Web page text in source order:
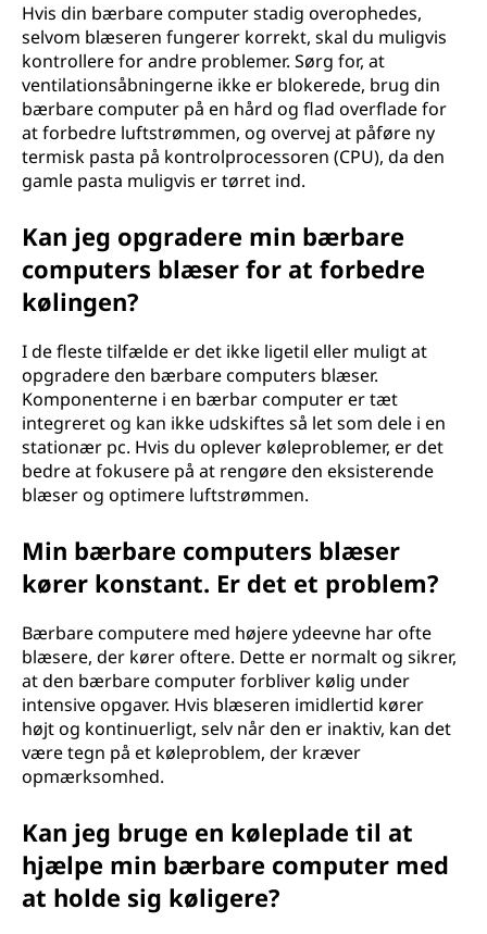
Hvis din bærbare computer stadig overophedes,
selvom blæseren fungerer korrekt, skal du muligvis
kontrollere for andre problemer. Sørg for, at
ventilationsåbningerne ikke er blokerede, brug din
bærbare computer på en hård og flad overflade for
at forbedre luftstrømmen, og overvej at påføre ny
termisk pasta på kontrolprocessoren (CPU), da den
gamle pasta muligvis er tørret ind.
Kan jeg opgradere min bærbare
computers blæser for at forbedre
kølingen?
I de fleste tilfælde er det ikke ligetil eller muligt at
opgradere den bærbare computers blæser.
Komponenterne i en bærbar computer er tæt
integreret og kan ikke udskiftes så let som dele i en
stationær pc. Hvis du oplever køleproblemer, er det
bedre at fokusere på at rengøre den eksisterende
blæser og optimere luftstrømmen.
Min bærbare computers blæser
kører konstant. Er det et problem?
Bærbare computere med højere ydeevne har ofte
blæsere, der kører oftere. Dette er normalt og sikrer,
at den bærbare computer forbliver kølig under
intensive opgaver. Hvis blæseren imidlertid kører
højt og kontinuerligt, selv når den er inaktiv, kan det
være tegn på et køleproblem, der kræver
opmærksomhed.
Kan jeg bruge en køleplade til at
hjælpe min bærbare computer med
at holde sig køligere?